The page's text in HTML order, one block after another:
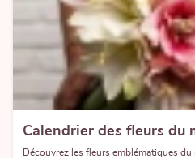
Calendrier des fleurs du
Découvrez les fleurs emblématiques